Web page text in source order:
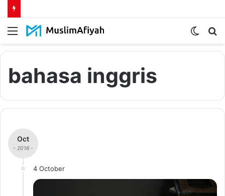
Menu
Switch
bahasa inggris
Oct
- 2016 -
4 October